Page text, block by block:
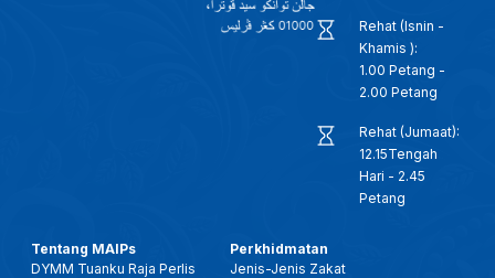
Rehat (Isnin -
Khamis ):
1.00 Petang -
2.00 Petang
Rehat (Jumaat):
12.15Tengah
Hari - 2.45
Petang
Tentang MAIPs
DYMM Tuanku Raja Perlis
Perkhidmatan
Jenis-Jenis Zakat